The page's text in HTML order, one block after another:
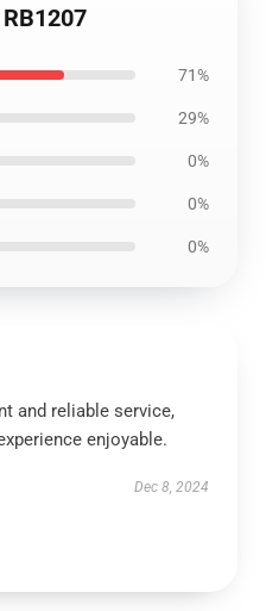
71%
29%
0%
0%
0%
and reliable service,
enjoyable.
Dec 8, 2024